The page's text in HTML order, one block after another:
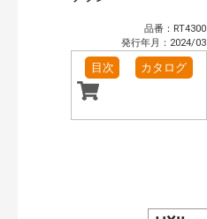
品番：RT4300
発行年月：2024/03
目次 カタログ